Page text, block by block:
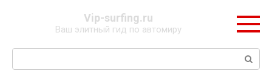
Vip-surfing.ru
Ваш элитный гид по автомиру
Поиск: